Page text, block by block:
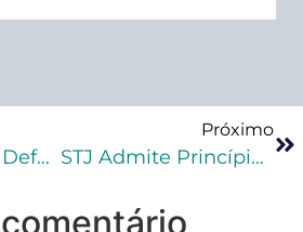
Ministro Do STJ Deferiu Liminar Em Habeas Corpus Para Determinar Que Fração De Progressão De Crime Comum Seja Utilizada Em Condenação Por Tráfico
Próximo
STJ Admite Princípio Da Insignificância Para Reincidente